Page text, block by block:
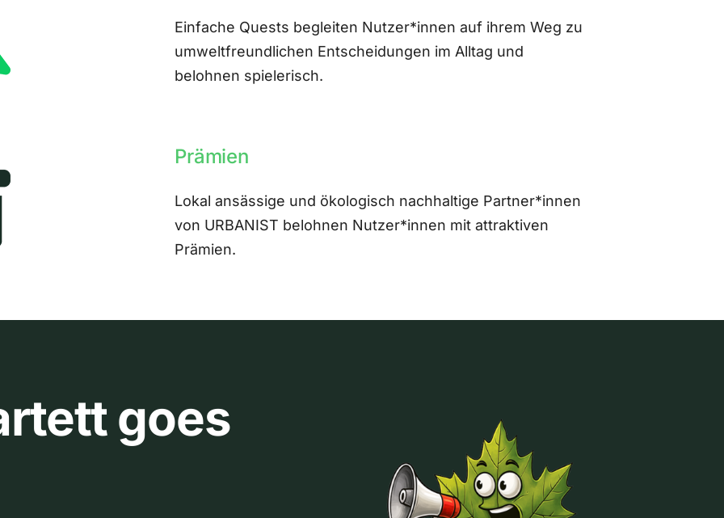
Einfache Quests begleiten Nutzer*innen auf ihrem Weg zu
umweltfreundlichen Entscheidungen im Alltag und
belohnen spielerisch.
Prämien
Lokal ansässige und ökologisch nachhaltige Partner*innen
von URBANIST belohnen Nutzer*innen mit attraktiven
Prämien.
goes